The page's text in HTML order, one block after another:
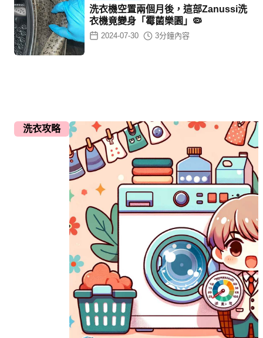
洗衣機空置兩個月後，這部Zanussi洗
衣機竟變身「霉菌樂園」🦠
2024-07-30 3分鐘內容
洗衣攻略